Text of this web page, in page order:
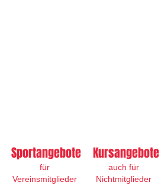
Sportangebote Kursangebote
für
Vereinsmitglieder
auch für
Nichtmitglieder